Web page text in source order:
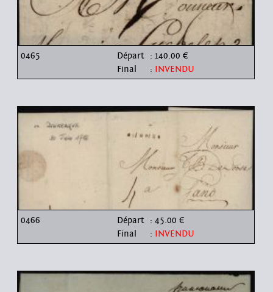
0465 Départ : 140.00 €
Final
: INVENDU
0466 Départ : 45.00 €
Final
: INVENDU